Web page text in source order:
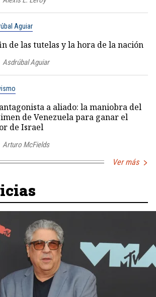
Aguiar
de las tutelas y la hora de la nación
Asdrúbal Aguiar
a aliado: la maniobra del
de Venezuela para ganar el
de Israel
Arturo McFields
Ver más